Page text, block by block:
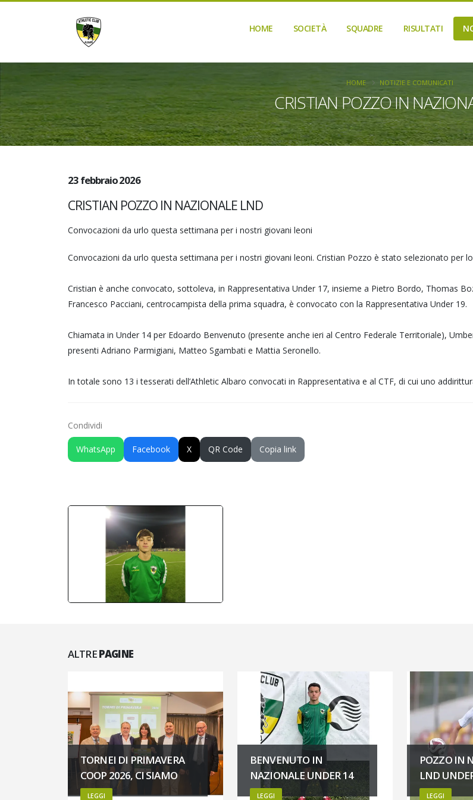
HOME SOCIETÀ SQUADRE RISULTATI
CRISTIAN POZZO IN
HOME NOTIZIE E COMUNICATI
23 febbraio 2026
CRISTIAN POZZO IN NAZIONALE LND
Convocazioni da urlo questa settimana per i nostri giovani leoni
Convocazioni da urlo questa settimana per i nostri giovani leoni. Cristian Pozzo è stato selezionato per
Cristian è anche convocato, sottoleva, in Rappresentativa Under 17, insieme a Pietro Bordo, Thomas
Francesco Pacciani, centrocampista della prima squadra, è convocato con la Rappresentativa Under 19.
Chiamata in Under 14 per Edoardo Benvenuto (presente anche ieri al Centro Federale Territoriale),
presenti Adriano Parmigiani, Matteo Sgambati e Mattia Seronello.
In totale sono 13 i tesserati dell’Athletic Albaro convocati in Rappresentativa e al CTF, di cui uno
Condividi
WhatsApp Facebook X QR Code Copia link
ALTREPAGINE
TORNEI DI PRIMAVERA
COOP 2026, CI SIAMO
LEGGI
BENVENUTO IN
NAZIONALE UNDER 14
LEGGI
POZZO IN
LND
LEGGI